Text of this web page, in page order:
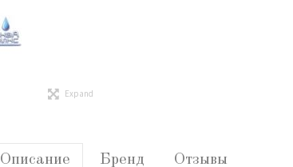
Expand
Описание Бренд Отзывы